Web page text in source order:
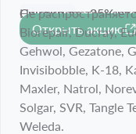
-35%
Скидки до -35% на
Срок акции истёк
Не
Biorepair, Ducray,
Gehwol, Gezatone,
Invisibobble, K-18,
Maxler, Natrol,
Solgar, SVR, Tangle
Weleda.
Открыть акцию